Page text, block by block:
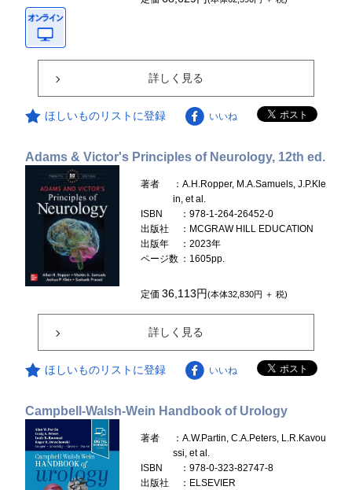
詳しく見る
ほしいものリストに登録 いいね
Adams & Victor's Principles of Neurology, 12th ed.
著者
：A.H.Ropper, M.A.Samuels, J.P.Kle
in, et al.
ISBN
：978-1-264-26452-0
出版社
：MCGRAW HILL EDUCATION
出版年
：2023年
ページ数 ：1605pp.
定価36,113円(本体32,830円 ＋ 税)
詳しく見る
ほしいものリストに登録 いいね
Campbell-Walsh-Wein Handbook of Urology
著者
：A.W.Partin, C.A.Peters, L.R.Kavou
ssi, et al.
ISBN
：978-0-323-82747-8
出版社
：ELSEVIER